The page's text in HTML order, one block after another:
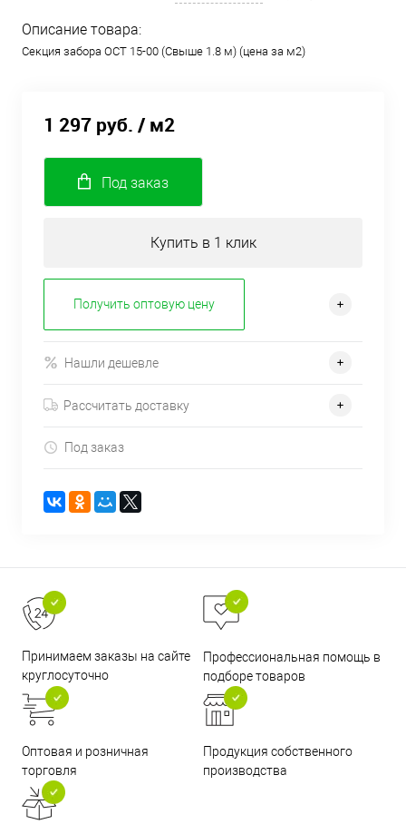
Описание товара:
Секция забора ОСТ 15-00 (Свыше 1.8 м) (цена за м2)
1 297 руб. / м2
Под заказ
Купить в 1 клик
Получить оптовую цену
Нашли дешевле
Рассчитать доставку
Под заказ
Принимаем заказы на сайте
круглосуточно
Профессиональная помощь в
подборе товаров
Оптовая и розничная
торговля
Продукция собственного
производства